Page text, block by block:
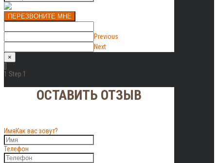
ПЕРЕЗВОНИТЕ МНЕ
Previous
Next
×
1 Step 1
ОСТАВИТЬ ОТЗЫВ
ИмяКак вас зовут?
Телефон